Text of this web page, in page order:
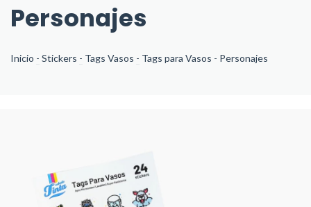
Personajes
Inicio - Stickers - Tags Vasos - Tags para Vasos - Personajes